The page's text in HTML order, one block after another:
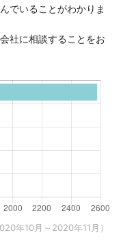
でいることがわかりま
社に相談することをお
年10月～2020年11月）